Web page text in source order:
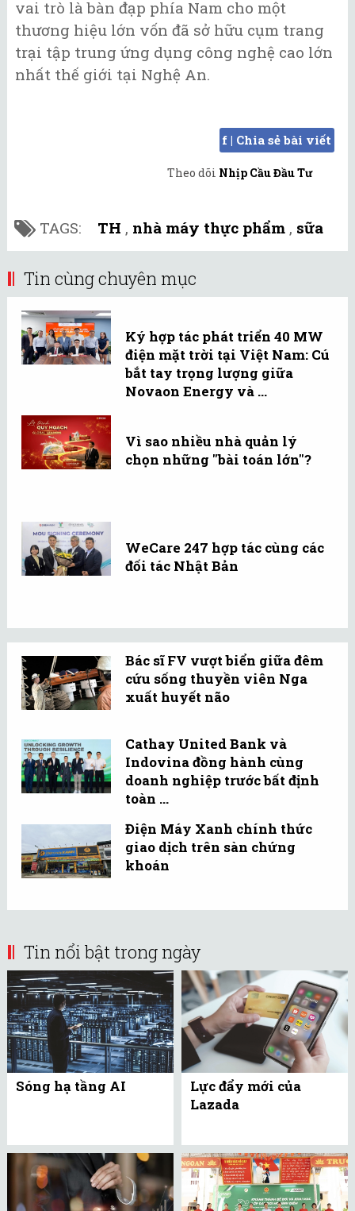
vai trò là bàn đạp phía Nam cho một
thương hiệu lớn vốn đã sở hữu cụm trang
trại tập trung ứng dụng công nghệ cao lớn
nhất thế giới tại Nghệ An.
f | Chia sẻ bài viết
Theo dõi Nhịp Cầu Đầu Tư
TAGS: TH , nhà máy thực phẩm , sữa
Tin cùng chuyên mục
Ký hợp tác phát triển 40 MW
điện mặt trời tại Việt Nam: Cú
bắt tay trọng lượng giữa
Novaon Energy và ...
Vì sao nhiều nhà quản lý
chọn những "bài toán lớn"?
WeCare 247 hợp tác cùng các
đối tác Nhật Bản
Bác sĩ FV vượt biển giữa đêm
cứu sống thuyền viên Nga
xuất huyết não
Cathay United Bank và
Indovina đồng hành cùng
doanh nghiệp trước bất định
toàn ...
Điện Máy Xanh chính thức
giao dịch trên sàn chứng
khoán
Tin nổi bật trong ngày
Sóng hạ tầng AI
Lực đẩy mới của
Lazada